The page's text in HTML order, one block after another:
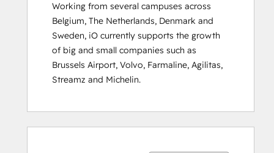
Marketing Hub Demo
Objectives-Based Onboarding
Platform Consulting
Revenue Operations
Sales Enablement
Sales Management Training: Strategies
Sales Team
Salesforce Integration Certification
Working from several campuses across
Belgium, The Netherlands, Denmark and
Sweden, iO currently supports the growth
of big and small companies such as
Brussels Airport, Volvo, Farmaline, Agilitas,
Streamz and Michelin.